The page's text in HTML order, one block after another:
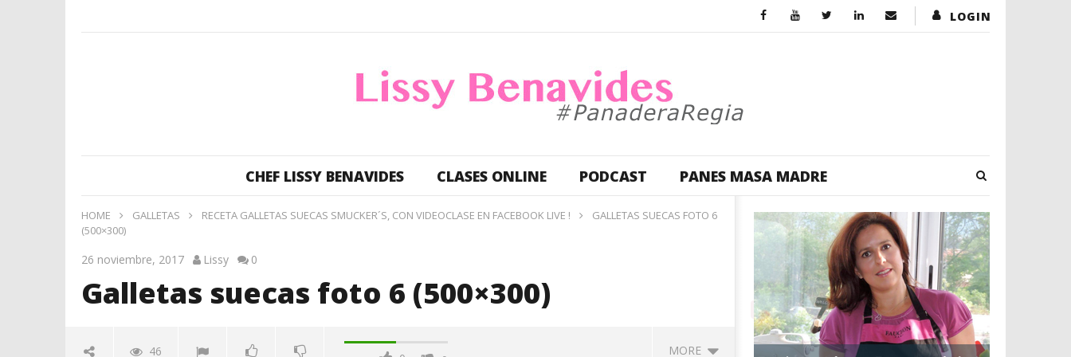
LOGIN
CHEF LISSY BENAVIDES CLASES ONLINE PODCAST PANES MASA MADRE
HOME GALLETAS RECETA GALLETAS SUECAS SMUCKER´S, CON VIDEOCLASE EN FACEBOOK LIVE !
GALLETAS SUECAS FOTO 6
(500×300)
26 noviembre, 2017 Lissy 0
Galletas suecas foto 6 (500×300)
46 MORE